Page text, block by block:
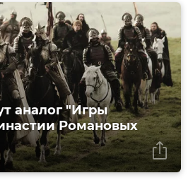
аналог "Игры
Романовых